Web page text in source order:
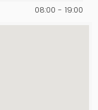
08:00 - 19:00